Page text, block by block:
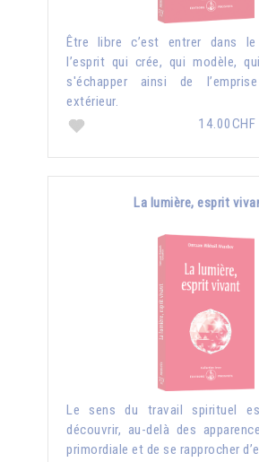
Être libre c’est entrer dans
l’esprit qui crée, qui modèle,
s'échapper ainsi de
extérieur.
14.00CHF
La lumière, esprit
Le sens du travail spirituel
découvrir, au-delà des
primordiale et de se rapprocher